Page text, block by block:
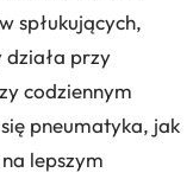
spłukujących,
działa przy
codziennym
pneumatyka, jak
lepszym